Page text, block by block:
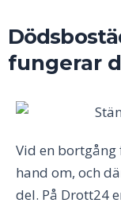
fungerar
Vid en
hand om, och
del. På Drott24